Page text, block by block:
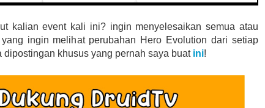
kalian event kali ini? ingin menyelesaikan semua atau
ingin melihat perubahan Hero Evolution dari setiap
dipostingan khusus yang pernah saya buat ini!